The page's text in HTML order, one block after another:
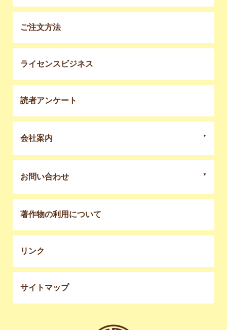
ご注文方法
ライセンスビジネス
読者アンケート
会社案内
お問い合わせ
著作物の利用について
リンク
サイトマップ